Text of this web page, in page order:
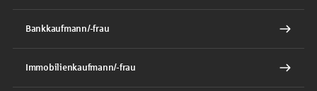
Bankkaufmann/-frau
Immobilienkaufmann/-frau